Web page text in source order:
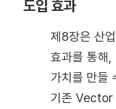
도입 효과
제8장은 산
효과를 통해,
가치를 만들
기존 Vector